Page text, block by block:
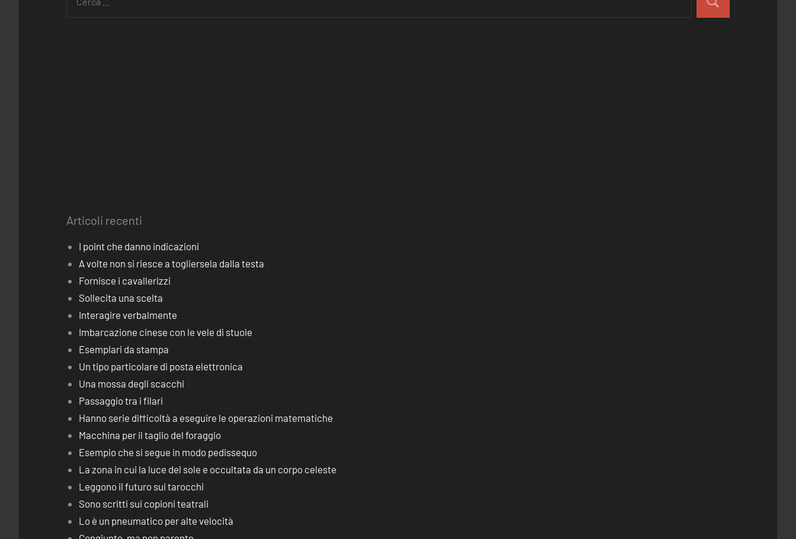
Articoli recenti
I point che danno indicazioni
A volte non si riesce a togliersela dalla testa
Fornisce i cavallerizzi
Sollecita una scelta
Interagire verbalmente
Imbarcazione cinese con le vele di stuoie
Esemplari da stampa
Un tipo particolare di posta elettronica
Una mossa degli scacchi
Passaggio tra i filari
Hanno serie difficoltà a eseguire le operazioni matematiche
Macchina per il taglio del foraggio
Esempio che si segue in modo pedissequo
La zona in cui la luce del sole e occultata da un corpo celeste
Leggono il futuro sui tarocchi
Sono scritti sui copioni teatrali
Lo è un pneumatico per alte velocità